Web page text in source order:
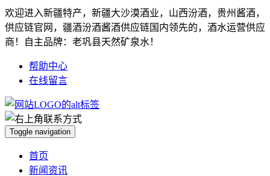
欢迎进入新疆特产，新疆大沙漠酒业，山西汾酒，贵州酱酒，
供应链官网，疆酒汾酒酱酒供应链国内领先的，酒水运营供应
商！自主品牌：老巩县天然矿泉水！
帮助中心
在线留言
Toggle navigation
首页
新闻资讯